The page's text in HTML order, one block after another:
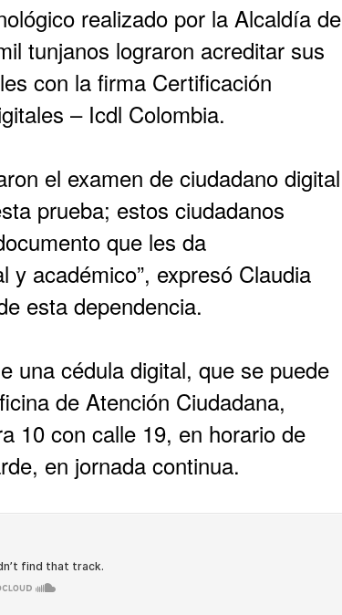
realizado por la Alcaldía de
tunjanos lograron acreditar sus
con la firma Certificación
– Icdl Colombia.
el examen de ciudadano digital
prueba; estos ciudadanos
que les da
académico”, expresó Claudia
esta dependencia.
una cédula digital, que se puede
de Atención Ciudadana,
10 con calle 19, en horario de
en jornada continua.